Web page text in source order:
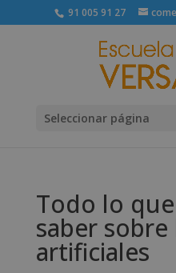
91 005 91 27
Seleccionar página
Todo lo
saber sobre
artificiales